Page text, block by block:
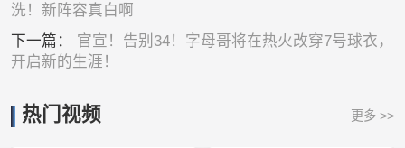
洗！新阵容真白啊
下一篇： 官宣！告别34！字母哥将在热火改穿7号球衣，
开启新的生涯！
热门视频 更多 >>